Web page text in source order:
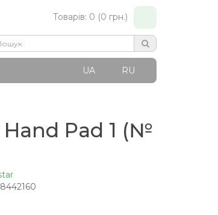
Товарів: 0 (0 грн.)
UA RU
Hand Pad 1 (№